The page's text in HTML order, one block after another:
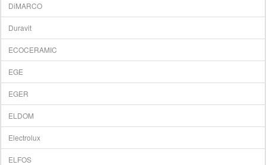
DiMARCO
Duravit
ECOCERAMIC
EGE
EGER
ELDOM
Electrolux
ELFOS